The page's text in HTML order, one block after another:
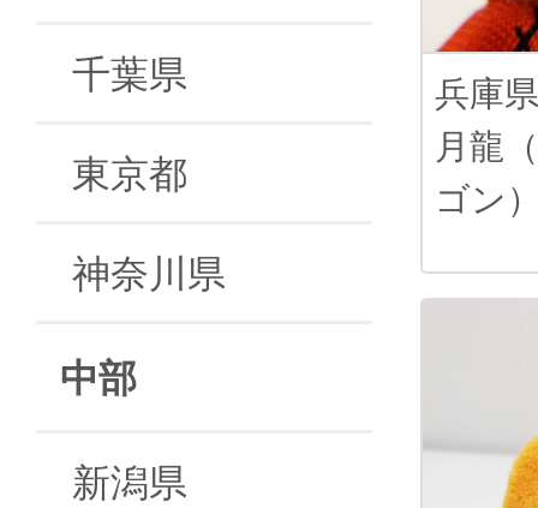
千葉県
東京都
神奈川県
中部
新潟県
兵庫県
月龍
ゴン